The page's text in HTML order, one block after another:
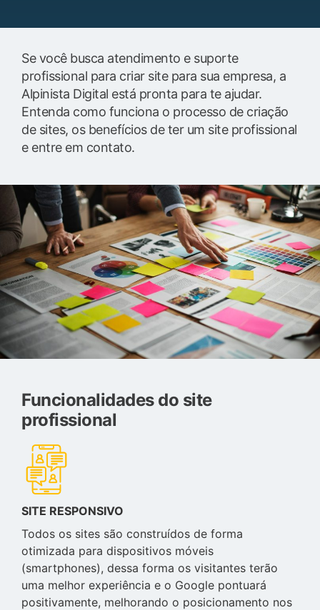
Se você busca atendimento e suporte
profissional para criar site para sua empresa, a
Alpinista Digital está pronta para te ajudar.
Entenda como funciona o processo de criação
de sites, os benefícios de ter um site profissional
e entre em contato.
Funcionalidades do site
profissional
SITE RESPONSIVO
Todos os sites são construídos de forma
otimizada para dispositivos móveis
(smartphones), dessa forma os visitantes terão
uma melhor experiência e o Google pontuará
positivamente, melhorando o posicionamento nos